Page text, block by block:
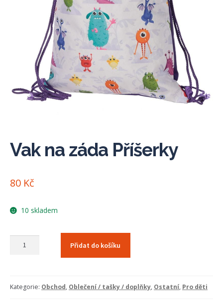
Vak na záda Příšerky
80 Kč
10 skladem
Vak
Přidat do košíku
Kategorie: Obchod, Oblečení / tašky / doplňky, Ostatní, Pro děti